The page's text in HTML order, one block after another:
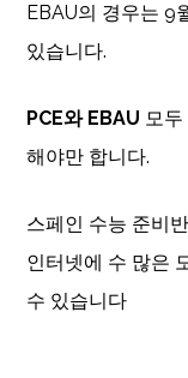
EBAU의 경우는 9
있습니다.
PCE와 EBAU 모
해야만 합니다.
스페인 수능 준비
인터넷에 수 많은
수 있습니다